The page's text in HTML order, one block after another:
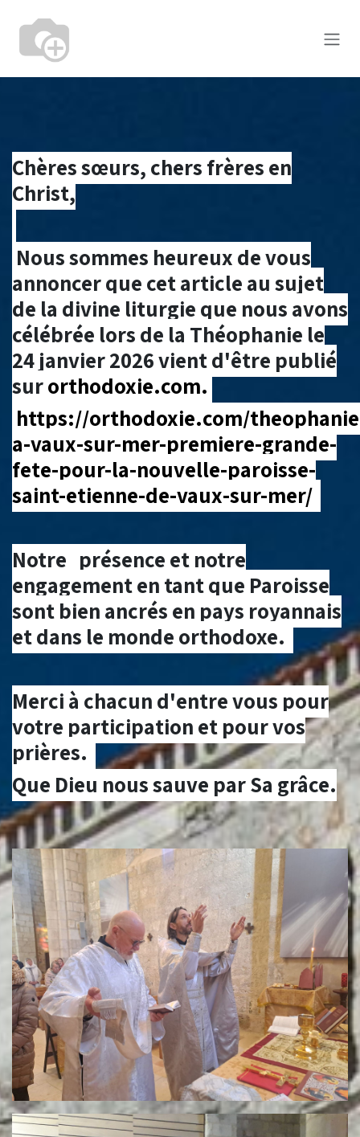
Chères sœurs, chers frères en
Christ,
Nous sommes heureux de vous
annoncer que cet article au sujet
de la divine liturgie que nous avons
célébrée lors de la Théophanie le
24 janvier 2026 vient d'être publié
surorthodoxie.com.
https://orthodoxie.com/
a-vaux-sur-mer-premiere-grande-
fete-pour-la-nouvelle-paroisse-
saint-etienne-de-vaux-sur-mer/
Notre présence et notre
engagement en tant que Paroisse
sont bien ancrés en pays royannais
et dans le monde orthodoxe.
Merci à chacun d'entre vous pour
votre participation et pour vos
prières.
Que Dieu nous sauve par Sa grâce.